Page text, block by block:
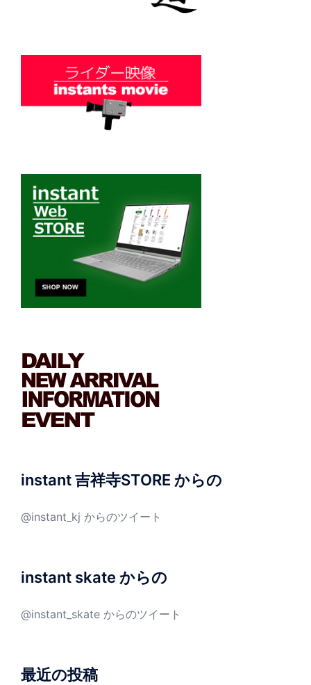
instant 吉祥寺STORE からの
@instant_kj からのツイート
instant skate からの
@instant_skate からのツイート
最近の投稿